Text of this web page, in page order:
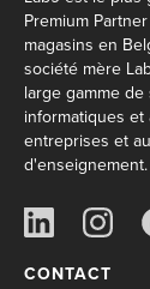
Premium
magasins en
société mère
large gamme
informatiques
entreprises et
d'enseignement.
CONTACT